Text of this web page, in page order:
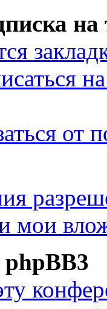
от
мои